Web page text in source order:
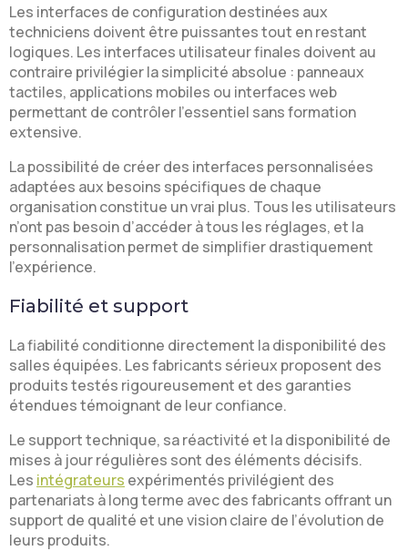
Les interfaces de configuration destinées aux
techniciens doivent être puissantes tout en restant
logiques. Les interfaces utilisateur finales doivent au
contraire privilégier la simplicité absolue : panneaux
tactiles, applications mobiles ou interfaces web
permettant de contrôler l’essentiel sans formation
extensive.
La possibilité de créer des interfaces personnalisées
adaptées aux besoins spécifiques de chaque
organisation constitue un vrai plus. Tous les utilisateurs
n’ont pas besoin d’accéder à tous les réglages, et la
personnalisation permet de simplifier drastiquement
l’expérience.
Fiabilité et support
La fiabilité conditionne directement la disponibilité des
salles équipées. Les fabricants sérieux proposent des
produits testés rigoureusement et des garanties
étendues témoignant de leur confiance.
Le support technique, sa réactivité et la disponibilité de
mises à jour régulières sont des éléments décisifs.
Les intégrateurs expérimentés privilégient des
partenariats à long terme avec des fabricants offrant un
support de qualité et une vision claire de l’évolution de
leurs produits.